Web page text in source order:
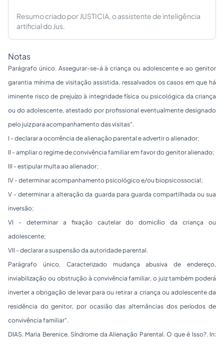
Resumo criado por JUSTICIA, o assistente de inteligência
artificial do Jus.
Notas
Parágrafo único. Assegurar-se-á à criança ou adolescente e ao genitor
garantia mínima de visitação assistida, ressalvados os casos em que há
iminente risco de prejuízo à integridade física ou psicológica da criança
ou do adolescente, atestado por profissional eventualmente designado
pelo juiz para acompanhamento das visitas".
I - declarar a ocorrência de alienação parental e advertir o alienador;
II - ampliar o regime de convivência familiar em favor do genitor alienado;
III - estipular multa ao alienador;
IV - determinar acompanhamento psicológico e/ou biopsicossocial;
V - determinar a alteração da guarda para guarda compartilhada ou sua
inversão;
VI - determinar a fixação cautelar do domicílio da criança ou
adolescente;
VII - declarar a suspensão da autoridade parental.
Parágrafo único. Caracterizado mudança abusiva de endereço,
inviabilização ou obstrução à convivência familiar, o juiz também poderá
inverter a obrigação de levar para ou retirar a criança ou adolescente da
residência do genitor, por ocasião das alternâncias dos períodos de
convivência familiar".
DIAS. Maria Berenice. Síndrome da Alienação Parental. O que é Isso?. In: